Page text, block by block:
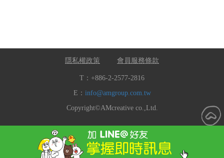
隱私權政策 會員服務條款
T：+886-2-2577-2816
E： info@amgroup.com.tw
Copyright©AMcreative co.,Ltd.